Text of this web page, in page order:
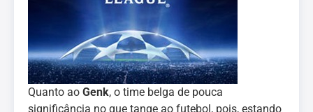
Quanto ao Genk, o time belga de pouca
significância no que tange ao futebol, pois, estando